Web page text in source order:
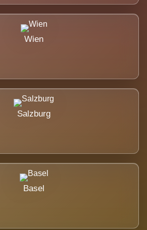
Wien
Salzburg
Basel